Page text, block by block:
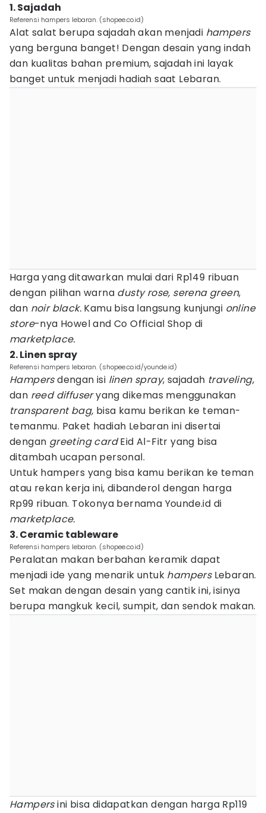
1. Sajadah
Referensi hampers lebaran. (shopee.co.id)
Alat salat berupa sajadah akan menjadi hampers
yang berguna banget! Dengan desain yang indah
dan kualitas bahan premium, sajadah ini layak
banget untuk menjadi hadiah saat Lebaran.
Harga yang ditawarkan mulai dari Rp149 ribuan
dengan pilihan warna dusty rose, serena green,
dan noir black. Kamu bisa langsung kunjungi online
store-nya Howel and Co Official Shop di
marketplace.
2. Linen spray
Referensi hampers lebaran. (shopee.co.id/younde.id)
Hampersdengan isi linen spray, sajadah traveling,
dan reed diffuseryang dikemas menggunakan
transparent bag, bisa kamu berikan ke teman-
temanmu. Paket hadiah Lebaran ini disertai
dengan greeting cardEid Al-Fitr yang bisa
ditambah ucapan personal.
Untuk hampers yang bisa kamu berikan ke teman
atau rekan kerja ini, dibanderol dengan harga
Rp99 ribuan. Tokonya bernama Younde.id di
marketplace.
3. Ceramic tableware
Referensi hampers lebaran. (shopee.co.id)
Peralatan makan berbahan keramik dapat
menjadi ide yang menarik untuk hampersLebaran.
Set makan dengan desain yang cantik ini, isinya
berupa mangkuk kecil, sumpit, dan sendok makan.
Hampersini bisa didapatkan dengan harga Rp119